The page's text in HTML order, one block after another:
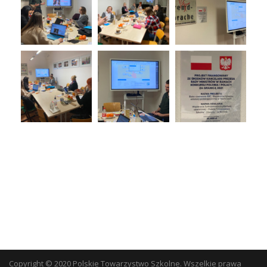
Copyright © 2020 Polskie Towarzystwo Szkolne. Wszelkie prawa